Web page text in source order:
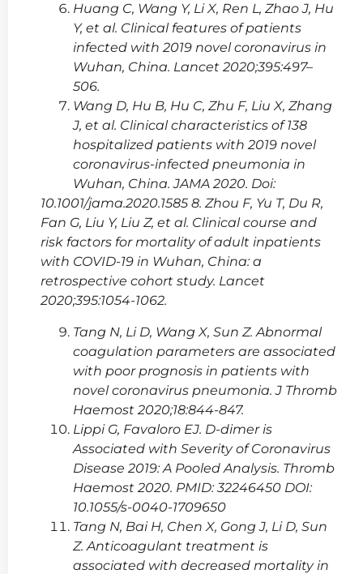
Huang C, Wang Y, Li X, Ren L, Zhao J, Hu
Y, et al. Clinical features of patients
infected with 2019 novel coronavirus in
Wuhan, China. Lancet 2020;395:497–
506.
Wang D, Hu B, Hu C, Zhu F, Liu X, Zhang
J, et al. Clinical characteristics of 138
hospitalized patients with 2019 novel
coronavirus-infected pneumonia in
Wuhan, China. JAMA 2020. Doi:
10.1001/jama.2020.1585 8. Zhou F, Yu T, Du R,
Fan G, Liu Y, Liu Z, et al. Clinical course and
risk factors for mortality of adult inpatients
with COVID-19 in Wuhan, China: a
retrospective cohort study. Lancet
2020;395:1054-1062.
Tang N, Li D, Wang X, Sun Z. Abnormal
coagulation parameters are associated
with poor prognosis in patients with
novel coronavirus pneumonia. J Thromb
Haemost 2020;18:844-847.
Lippi G, Favaloro EJ. D-dimer is
Associated with Severity of Coronavirus
Disease 2019: A Pooled Analysis. Thromb
Haemost 2020. PMID: 32246450 DOI:
10.1055/s-0040-1709650
Tang N, Bai H, Chen X, Gong J, Li D, Sun
Z. Anticoagulant treatment is
associated with decreased mortality in